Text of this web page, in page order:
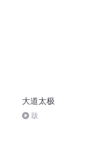
大道太极
跋